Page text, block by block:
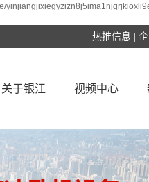
热推信息
关于银江 视频中心